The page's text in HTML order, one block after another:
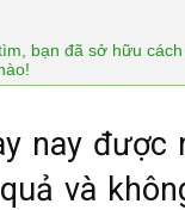
bạn đã sở hữu
nay được
và